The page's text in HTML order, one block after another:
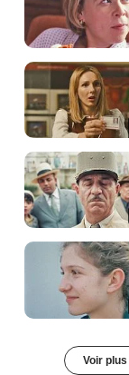
Voir